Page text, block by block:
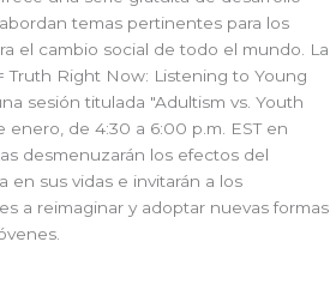
temas pertinentes para los
el cambio social de todo el mundo. La
Truth Right Now: Listening to Young
sesión titulada "Adultism vs. Youth
enero, de 4:30 a 6:00 p.m. EST en
desmenuzarán los efectos del
en sus vidas e invitarán a los
a reimaginar y adoptar nuevas formas